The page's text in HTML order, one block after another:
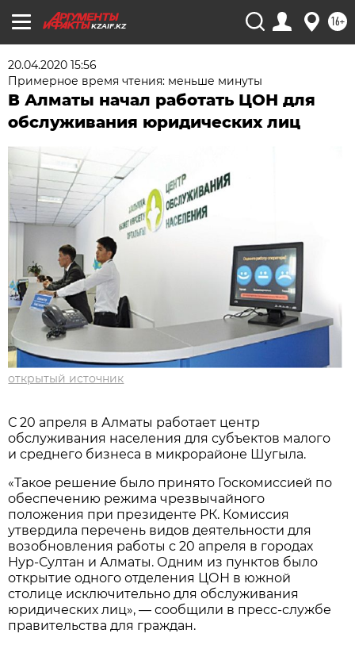
KZAIF.KZ 16+
20.04.2020 15:56
Примерное время чтения: меньше минуты
В Алматы начал работать ЦОН для
обслуживания юридических лиц
открытый источник
С 20 апреля в Алматы работает центр
обслуживания населения для субъектов малого
и среднего бизнеса в микрорайоне Шугыла.
«Такое решение было принято Госкомиссией по
обеспечению режима чрезвычайного
положения при президенте РК. Комиссия
утвердила перечень видов деятельности для
возобновления работы с 20 апреля в городах
Нур-Султан и Алматы. Одним из пунктов было
открытие одного отделения ЦОН в южной
столице исключительно для обслуживания
юридических лиц», — сообщили в пресс-службе
правительства для граждан.